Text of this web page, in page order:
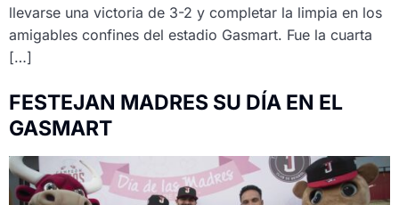
llevarse una victoria de 3-2 y completar la limpia en los
amigables confines del estadio Gasmart. Fue la cuarta
[…]
FESTEJAN MADRES SU DÍA EN EL
GASMART